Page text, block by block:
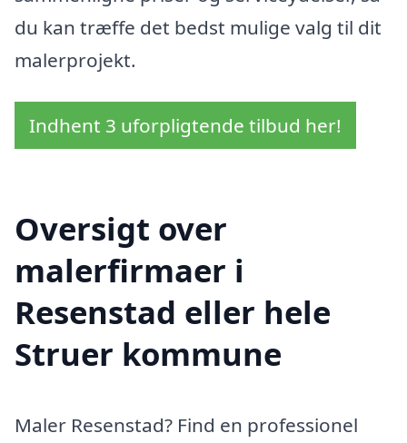
du kan træffe det bedst mulige valg til dit
malerprojekt.
Indhent 3 uforpligtende tilbud her!
Oversigt over
malerfirmaer i
Resenstad eller hele
Struer kommune
Maler Resenstad? Find en professionel